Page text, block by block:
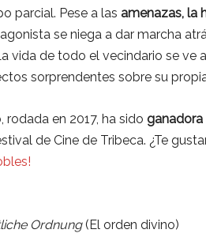
parcial. Pese a las amenazas, la
se niega a dar marcha
vida de todo el vecindario se
sorprendentes sobre su
rodada en 2017, ha sido
de Cine de Tribeca. ¿Te
Ordnung(El orden divino)